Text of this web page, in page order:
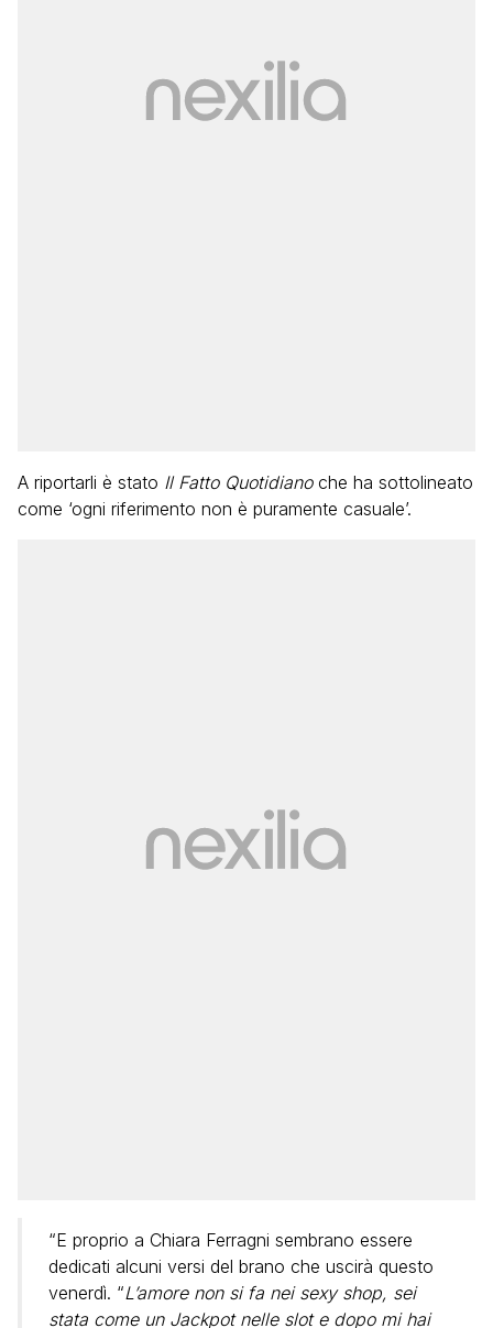
A riportarli è stato Il Fatto Quotidianoche ha sottolineato
come ‘ogni riferimento non è puramente casuale’.
“E proprio a Chiara Ferragni sembrano essere
dedicati alcuni versi del brano che uscirà questo
venerdì. “L’amore non si fa nei sexy shop, sei
stata come un Jackpot nelle slot e dopo mi hai